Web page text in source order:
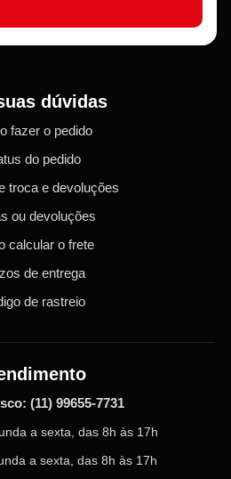
dúvidas
fazer o pedido
do pedido
troca e devoluções
ou devoluções
calcular o frete
de entrega
de rastreio
(11) 99655-7731
a sexta, das 8h às 17h
a sexta, das 8h às 17h